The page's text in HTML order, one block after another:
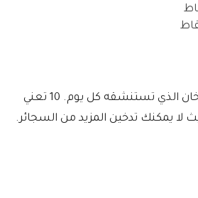
حدد الكمية الإجمالية للدخان الذي تستنشقه كل يوم. 10 تعني
لا يمكنك تدخين المزيد من السجائر.